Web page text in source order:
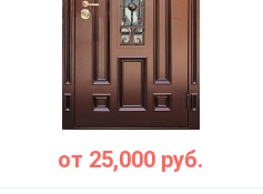
уплотнения,
Особенности модели
кованые элементы (рисунок
от 25,000 руб.